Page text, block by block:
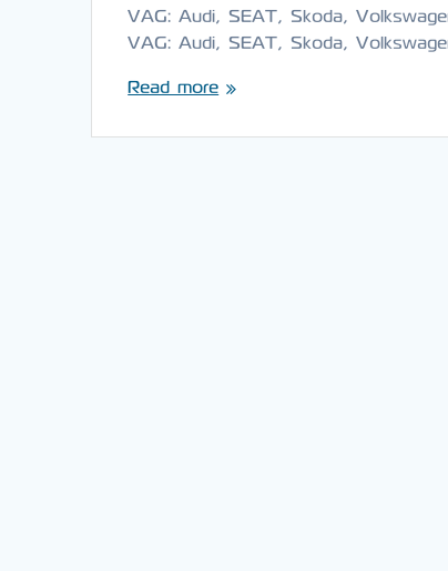
VAG: Audi, SEAT, Skoda,
VAG: Audi, SEAT, Skoda,
Read more